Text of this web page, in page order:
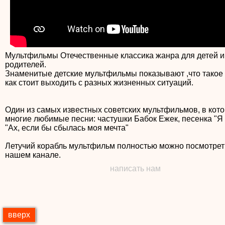
Мультфильмы Отечественные классика жанра для детей
родителей.
Знаменитые детские мультфильмы показывают ,что
как стоит выходить с разных жизненных ситуаций.
Один из самых известных советских мультфильмов, в
многие любимые песни: частушки Бабок Ежек, песенка "Я
"Ах, если бы сбылась моя мечта"
Летучий корабль мультфильм полностью можно
нашем канале.
написать нам
вверх